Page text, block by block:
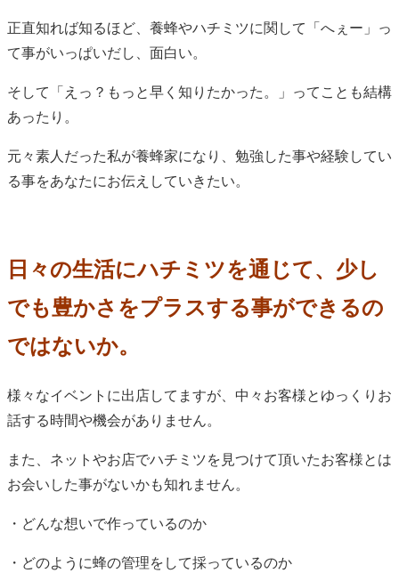
正直知れば知るほど、養蜂やハチミツに関して「へぇー」っ
て事がいっぱいだし、面白い。
そして「えっ？もっと早く知りたかった。」ってことも結構
あったり。
元々素人だった私が養蜂家になり、勉強した事や経験してい
る事をあなたにお伝えしていきたい。
日々の生活にハチミツを通じて、少し
でも豊かさをプラスする事ができるの
ではないか。
様々なイベントに出店してますが、中々お客様とゆっくりお
話する時間や機会がありません。
また、ネットやお店でハチミツを見つけて頂いたお客様とは
お会いした事がないかも知れません。
・どんな想いで作っているのか
・どのように蜂の管理をして採っているのか